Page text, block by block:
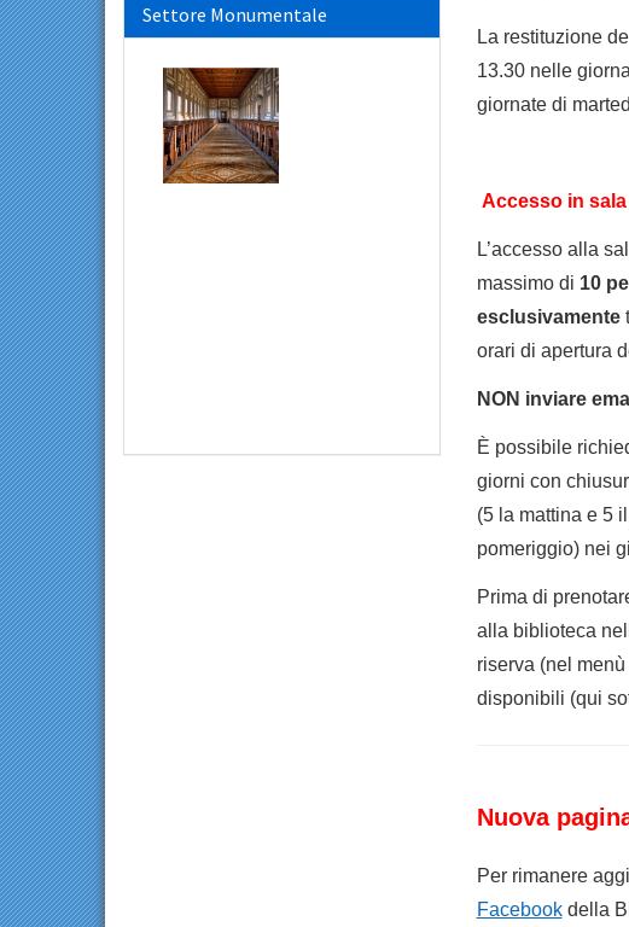
La restituzione
13.30 nelle
giornate di
Accesso in
L’accesso alla
massimo di 10
esclusivamente
orari di apertura
NON inviare
È possibile
giorni con
(5 la mattina e 5
pomeriggio) nei
Prima di
alla biblioteca
riserva (nel
disponibili (qui
Nuova
Per rimanere
Facebookdella
Settore Monumentale